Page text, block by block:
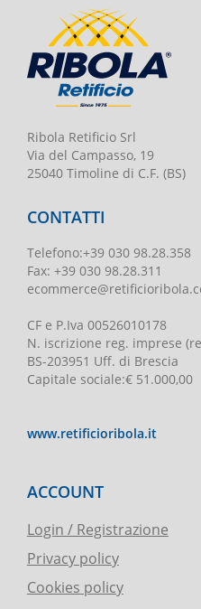
Ribola Retificio Srl
Via del Campasso, 19
25040 Timoline di C.F. (BS)
CONTATTI
Telefono:+39 030 98.28.358
Fax: +39 030 98.28.311
CF e P.Iva 00526010178
N. iscrizione reg. imprese
BS-203951 Uff. di Brescia
Capitale sociale:€ 51.000,00
www.retificioribola.it
ACCOUNT
Login / Registrazione
Privacy policy
Cookies policy